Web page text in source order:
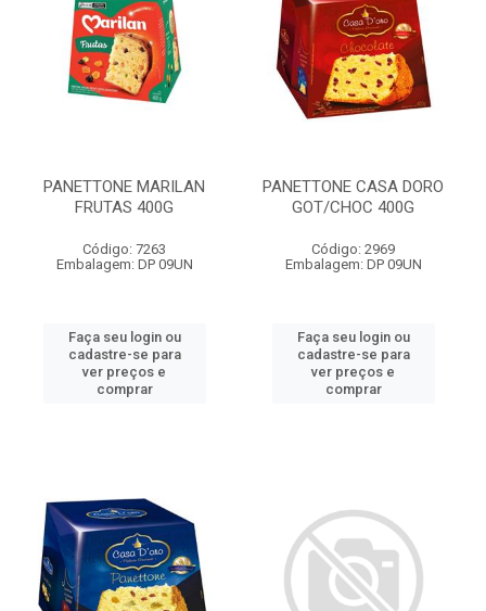
PANETTONE MARILAN
FRUTAS 400G
Código: 7263
Embalagem: DP 09UN
Faça seu login ou
cadastre-se para
ver preços e
comprar
PANETTONE CASA DORO
GOT/CHOC 400G
Código: 2969
Embalagem: DP 09UN
Faça seu login ou
cadastre-se para
ver preços e
comprar